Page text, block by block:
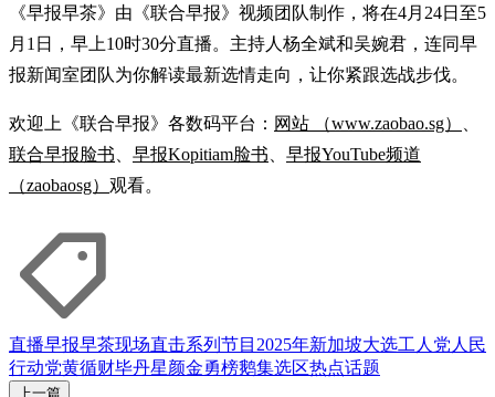
《早报早茶》由《联合早报》视频团队制作，将在4月24日至5
月1日，早上10时30分直播。主持人杨全斌和吴婉君，连同早
报新闻室团队为你解读最新选情走向，让你紧跟选战步伐。
欢迎上《联合早报》各数码平台： 网站 （www.zaobao.sg）
联合早报脸书
早报Kopitiam脸书
早报YouTube频道
（zaobaosg） 观看。
直播早报早茶现场直击系列节目 2025年新加坡大选工人党 人民
行动党黄循财毕丹星颜金勇榜鹅集选区热点话题
上一篇